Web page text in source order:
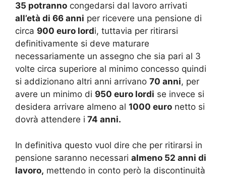
35 potranno congedarsi dal lavoro arrivati
all’età di 66 anni per ricevere una pensione di
circa 900 euro lordi, tuttavia per ritirarsi
definitivamente si deve maturare
necessariamente un assegno che sia pari al 3
volte circa superiore al minimo concesso quindi
si addizionano altri anni arrivano 70 anni, per
avere un minimo di 950 euro lordi se invece si
desidera arrivare almeno al 1000 euro netto si
dovrà attendere i 74 anni.
In definitiva questo vuol dire che per ritirarsi in
pensione saranno necessari almeno 52 anni di
lavoro, mettendo in conto però la discontinuità